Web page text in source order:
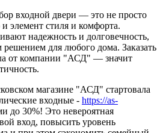
входной двери — это не просто
элемент стиля и комфорта.
надежность и долговечность,
решением для любого дома. Заказать
от компании "АСД" — значит
магазине "АСД" стартовала
входные - https://as-
до 30%! Это невероятная
вход, повысить уровень